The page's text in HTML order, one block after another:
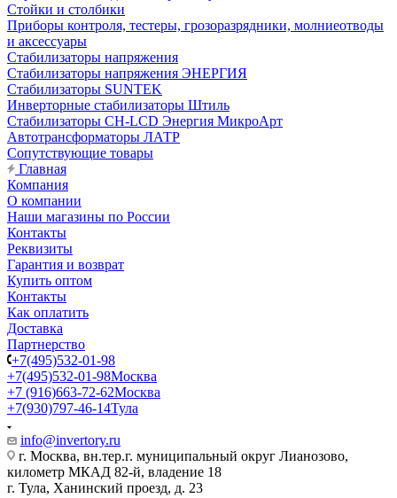
Стойки и столбики
Приборы контроля, тестеры, грозоразрядники, молниеотводы
и аксессуары
Стабилизаторы напряжения
Стабилизаторы напряжения ЭНЕРГИЯ
Стабилизаторы SUNTEK
Инверторные стабилизаторы Штиль
Стабилизаторы СН-LCD Энepгия МикроАрт
Автотрансформаторы ЛАТР
Сопутствующие товары
Главная
Компания
О компании
Наши магазины по России
Контакты
Реквизиты
Гарантия и возврат
Купить оптом
Контакты
Как оплатить
Доставка
Партнерство
+7(495)532-01-98
+7(495)532-01-98Москва
+7 (916)663-72-62Москва
+7(930)797-46-14Тула
info@invertory.ru
г. Москва, вн.тер.г. муниципальный округ Лианозово,
километр МКАД 82-й, владение 18
г. Тула, Ханинский проезд, д. 23